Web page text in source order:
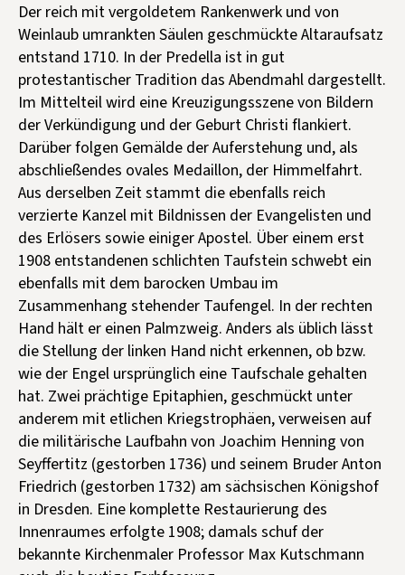
Der reich mit vergoldetem Rankenwerk und von
Weinlaub umrankten Säulen geschmückte Altaraufsatz
entstand 1710. In der Predella ist in gut
protestantischer Tradition das Abendmahl dargestellt.
Im Mittelteil wird eine Kreuzigungsszene von Bildern
der Verkündigung und der Geburt Christi flankiert.
Darüber folgen Gemälde der Auferstehung und, als
abschließendes ovales Medaillon, der Himmelfahrt.
Aus derselben Zeit stammt die ebenfalls reich
verzierte Kanzel mit Bildnissen der Evangelisten und
des Erlösers sowie einiger Apostel. Über einem erst
1908 entstandenen schlichten Taufstein schwebt ein
ebenfalls mit dem barocken Umbau im
Zusammenhang stehender Taufengel. In der rechten
Hand hält er einen Palmzweig. Anders als üblich lässt
die Stellung der linken Hand nicht erkennen, ob bzw.
wie der Engel ursprünglich eine Taufschale gehalten
hat. Zwei prächtige Epitaphien, geschmückt unter
anderem mit etlichen Kriegstrophäen, verweisen auf
die militärische Laufbahn von Joachim Henning von
Seyffertitz (gestorben 1736) und seinem Bruder Anton
Friedrich (gestorben 1732) am sächsischen Königshof
in Dresden. Eine komplette Restaurierung des
Innenraumes erfolgte 1908; damals schuf der
bekannte Kirchenmaler Professor Max Kutschmann